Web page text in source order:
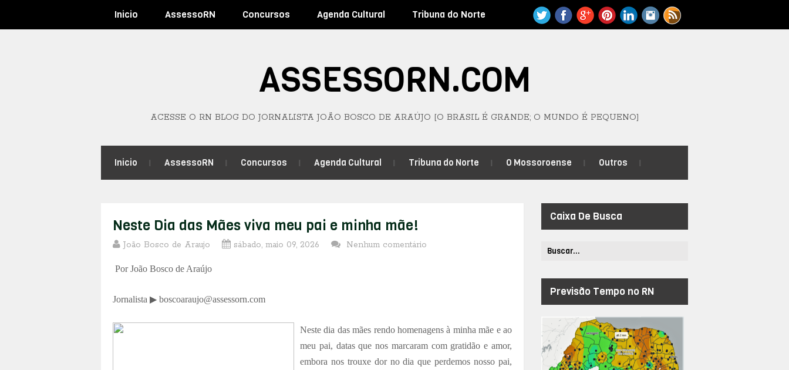
Inicio AssessoRN Concursos Agenda Cultural Tribuna do Norte
ASSESSORN.COM
ACESSE O RN BLOG DO JORNALISTA JOÃO BOSCO DE ARAÚJO [O BRASIL É GRANDE; O MUNDO É PEQUENO]
Inicio AssessoRN Concursos Agenda Cultural Tribuna do Norte O Mossoroense Outros
Neste Dia das Mães viva meu pai e minha mãe!
João Bosco de Araujo sábado, maio 09, 2026 Nenhum comentário
Por João Bosco de Araújo
Jornalista ▶ boscoaraujo@assessorn.com
Neste dia das mães rendo homenagens à minha mãe e ao
meu pai, datas que nos marcaram com gratidão e amor,
embora nos trouxe dor no dia que perdemos nosso pai,
Caixa De Busca
Previsão Tempo no RN